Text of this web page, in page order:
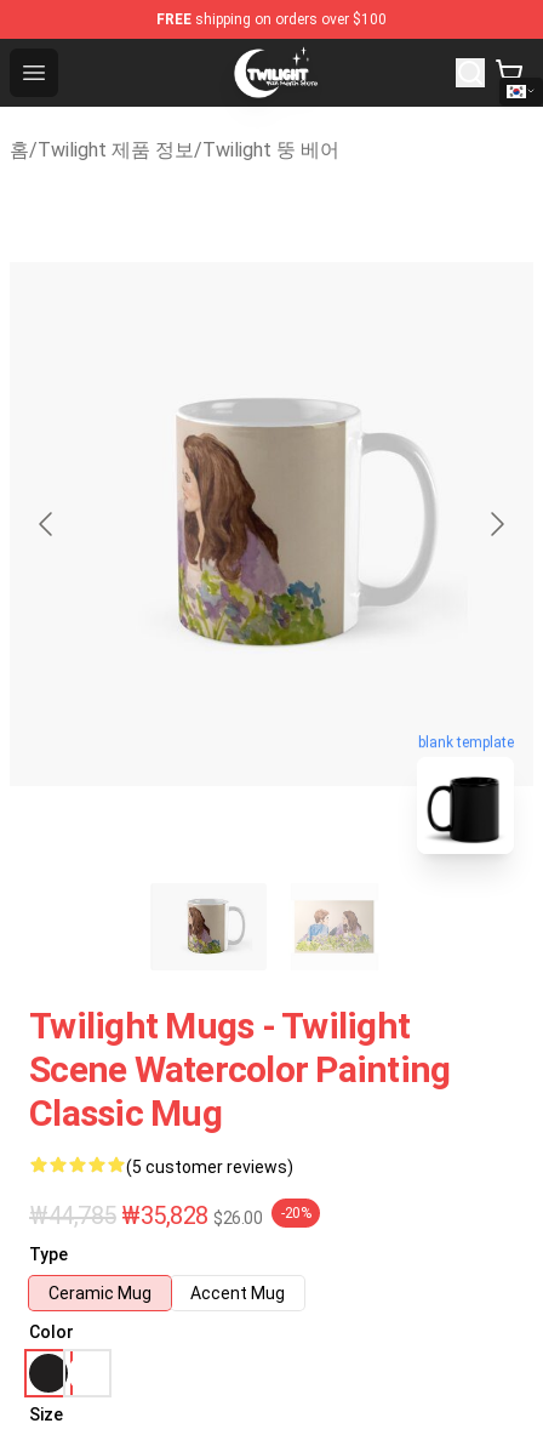
FREE shipping on orders over $100
Open menu
Twilight Store - Official Twilight Merchandise Shop
홈/Twilight 제품 정보/Twilight 뚱 베어
blank template
Twilight Mugs - Twilight
Scene Watercolor Painting
Classic Mug
(5 customer reviews)
₩44,785 ₩35,828 $26.00 -20%
Type
Ceramic Mug
Accent Mug
Color
Size